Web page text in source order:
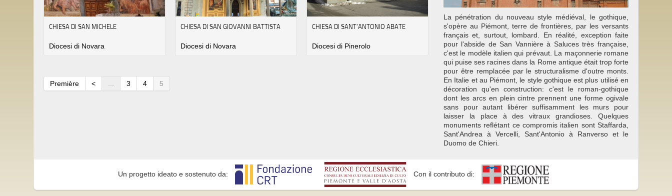
CHIESA DI SAN MICHELE
Diocesi di Novara
CHIESA DI SAN GIOVANNI BATTISTA
Diocesi di Novara
CHIESA DI SANT’ANTONIO ABATE
Diocesi di Pinerolo
Première < 3 4 5
La pénétration du nouveau style médiéval, le gothique,
s'opère au Piémont, terre de frontières, par les versants
français et, surtout, lombard. En réalité, exception faite
pour l'abside de San Vannière à Saluces très française,
c'est le modèle italien qui prévaut. La maçonnerie romane
qui puise ses racines dans la Rome antique était trop forte
pour être remplacée par le structuralisme d'outre monts.
En Italie et au Piémont, le style gothique est plus utilisé en
décoration qu'en construction: c'est le roman-gothique
dont les arcs en plein cintre prennent une forme ogivale
sans pour autant libérer suffisamment les murs pour
laisser la place à des vitraux grandioses. Quelques
monuments reflétant ce compromis italien sont Staffarda,
Sant'Andrea à Vercelli, Sant'Antonio à Ranverso et le
Duomo de Chieri.
Un progetto ideato e sostenuto da: Con il contributo di: